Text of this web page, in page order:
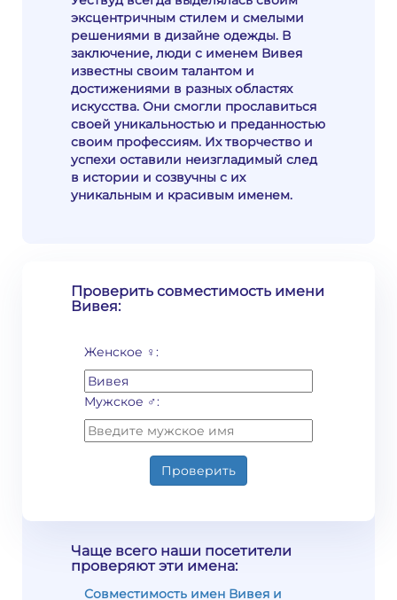
эксцентричным стилем и смелыми
решениями в дизайне одежды. В
заключение, люди с именем Вивея
известны своим талантом и
достижениями в разных областях
искусства. Они смогли прославиться
своей уникальностью и преданностью
своим профессиям. Их творчество и
успехи оставили неизгладимый след
в истории и созвучны с их
уникальным и красивым именем.
Проверить совместимость имени
Вивея:
Женское ♀:
Мужское ♂:
Проверить
Чаще всего наши посетители
проверяют эти имена:
Совместимость имен Вивея и